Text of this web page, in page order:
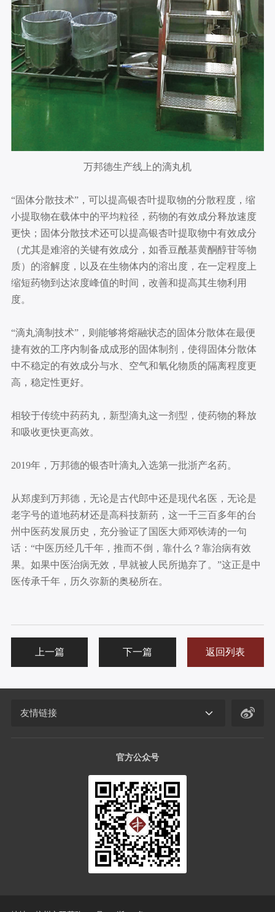
万邦德生产线上的滴丸机
“固体分散技术”，可以提高银杏叶提取物的分散程度，缩
小提取物在载体中的平均粒径，药物的有效成分释放速度
更快；固体分散技术还可以提高银杏叶提取物中有效成分
（尤其是难溶的关键有效成分，如香豆酰基黄酮醇苷等物
质）的溶解度，以及在生物体内的溶出度，在一定程度上
缩短药物到达浓度峰值的时间，改善和提高其生物利用
度。
“滴丸滴制技术”，则能够将熔融状态的固体分散体在最便
捷有效的工序内制备成成形的固体制剂，使得固体分散体
中不稳定的有效成分与水、空气和氧化物质的隔离程度更
高，稳定性更好。
相较于传统中药药丸，新型滴丸这一剂型，使药物的释放
和吸收更快更高效。
2019年，万邦德的银杏叶滴丸入选第一批浙产名药。
从郑虔到万邦德，无论是古代郎中还是现代名医，无论是
老字号的道地药材还是高科技新药，这一千三百多年的台
州中医药发展历史，充分验证了国医大师邓铁涛的一句
话：“中医历经几千年，推而不倒，靠什么？靠治病有效
果。如果中医治病无效，早就被人民所抛弃了。”这正是中
医传承千年，历久弥新的奥秘所在。
上一篇 下一篇 返回列表
友情链接
官方公众号